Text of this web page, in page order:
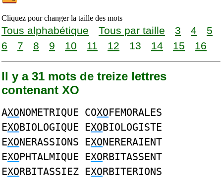
Cliquez pour changer la taille des mots
Tous alphabétique Tous par taille 3 4
5
6
7 8 9 10 11 12 13 14 15 16
Il y a 31 mots de treize lettres
contenant XO
AXONOMETRIQUE COXOFEMORALES
EXOBIOLOGIQUE EXOBIOLOGISTE
EXONERASSIONS EXONERERAIENT
EXOPHTALMIQUE EXORBITASSENT
EXORBITASSIEZ EXORBITERIONS